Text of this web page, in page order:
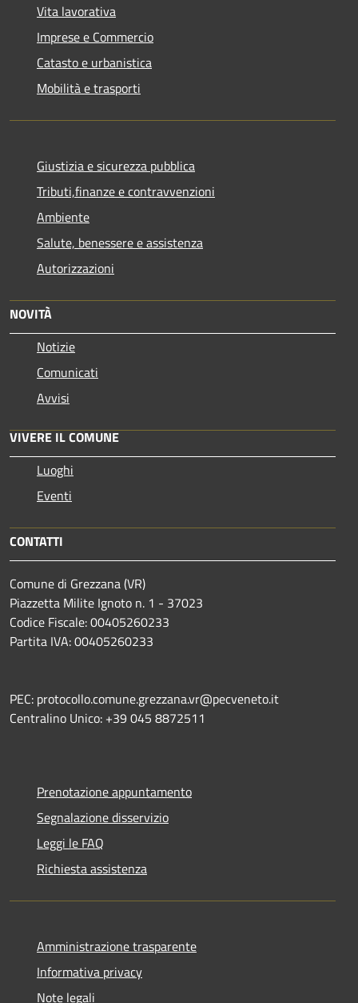
Vita lavorativa
Imprese e Commercio
Catasto e urbanistica
Mobilità e trasporti
Giustizia e sicurezza pubblica
Tributi,finanze e contravvenzioni
Ambiente
Salute, benessere e assistenza
Autorizzazioni
NOVITÀ
Notizie
Comunicati
Avvisi
VIVERE IL COMUNE
Luoghi
Eventi
CONTATTI
Comune di Grezzana (VR)
Piazzetta Milite Ignoto n. 1 - 37023
Codice Fiscale: 00405260233
Partita IVA: 00405260233
PEC: protocollo.comune.grezzana.vr@pecveneto.it
Centralino Unico: +39 045 8872511
Prenotazione appuntamento
Segnalazione disservizio
Leggi le FAQ
Richiesta assistenza
Amministrazione trasparente
Informativa privacy
Note legali